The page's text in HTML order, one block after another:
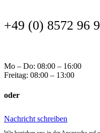
+49 (0) 8572 96
Mo – Do: 08:00 – 16:00
Freitag: 08:00 – 13:00
oder
Nachricht schreiben